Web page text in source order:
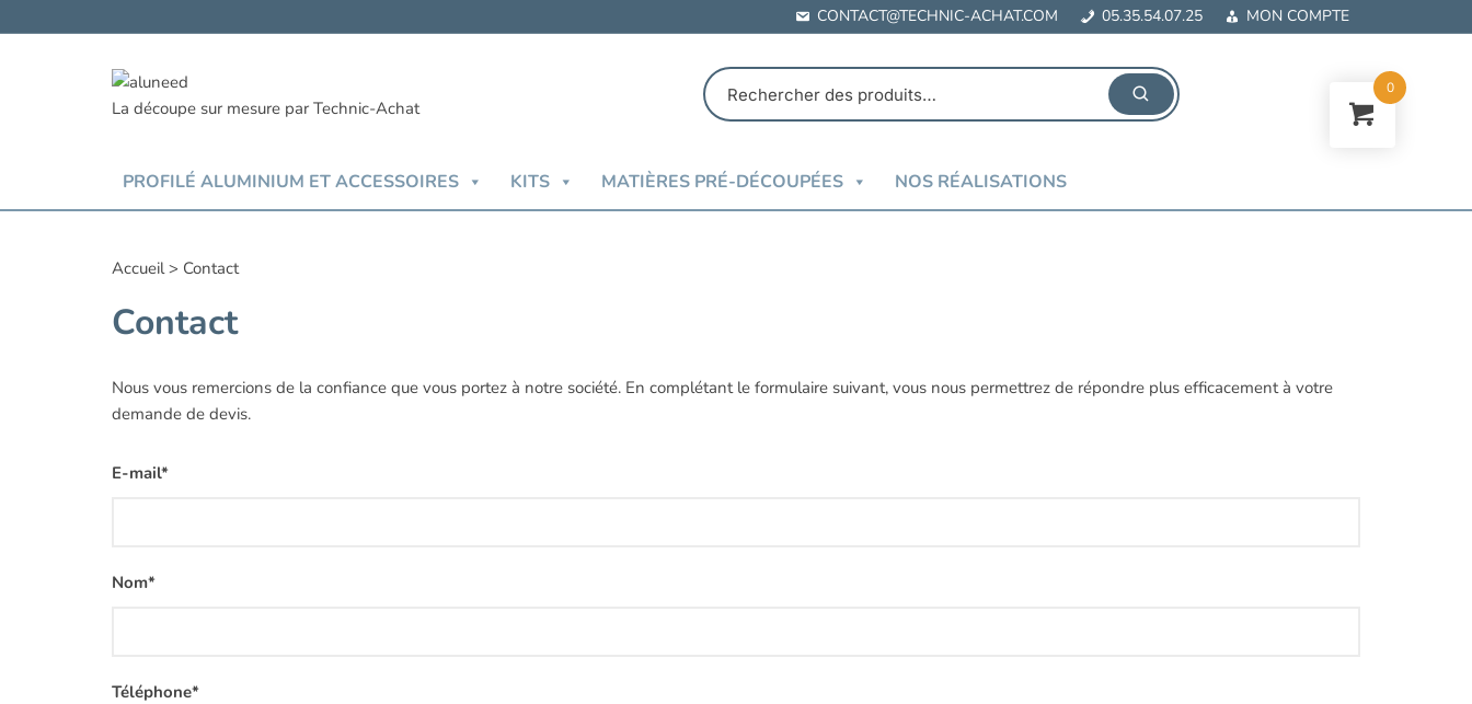
au
CONTACT@TECHNIC-ACHAT.COM 05.35.54.07.25 MON COMPTE
PROFILÉ ALUMINIUM ET ACCESSOIRES KITS MATIÈRES PRÉ-DÉCOUPÉES NOS RÉALISATIONS
Accueil> Contact
Contact
Nous vous remercions de la confiance que vous portez à notre société. En complétant le formulaire suivant, vous nous permettrez de répondre plus efficacement à votre
demande de devis.
E-mail*
Nom*
Téléphone*
0